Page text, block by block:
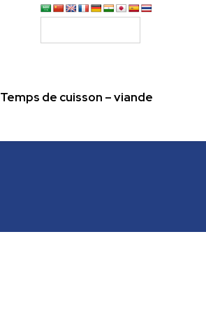
Temps de cuisson – viande
Temps de cuisson – viande